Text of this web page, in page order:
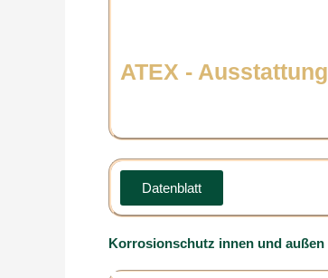
ATEX - Ausstattung
Datenblatt
Korrosionschutz innen und außen